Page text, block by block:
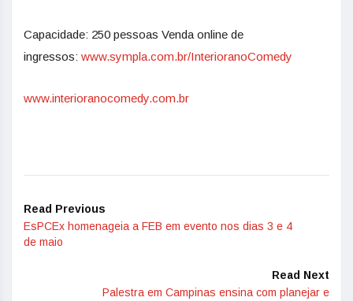
Capacidade: 250 pessoas Venda online de
ingressos: www.sympla.com.br/InterioranoComedy
www.interioranocomedy.com.br
Read Previous
EsPCEx homenageia a FEB em evento nos dias 3 e 4
de maio
Read Next
Palestra em Campinas ensina com planejar e